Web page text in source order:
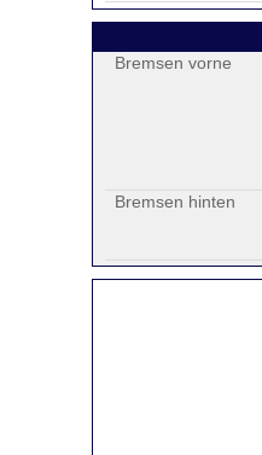
Bremsen vorne
Bremsen hinten